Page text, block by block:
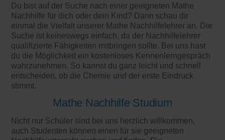
Du bist auf der Suche nach einer geeigneten Mathe
Nachhilfe für dich oder dein Kind? Dann schau dir
einmal die Vielfalt unserer Mathe Nachhilfelehrer an. Die
Suche ist keineswegs einfach, da der Nachhilfelehrer
qualifizierte Fähigkeiten mitbringen sollte. Bei uns hast
du die Möglichkeit ein kostenloses Kennenlerngespräch
wahrzunehmen. So kannst du ganz leicht und schnell
entscheiden, ob die Chemie und der erste Eindruck
stimmt.
Mathe Nachhilfe Studium
Nicht nur Schüler sind bei uns herzlich willkommen,
auch Studenten können einen für sie geeigneten